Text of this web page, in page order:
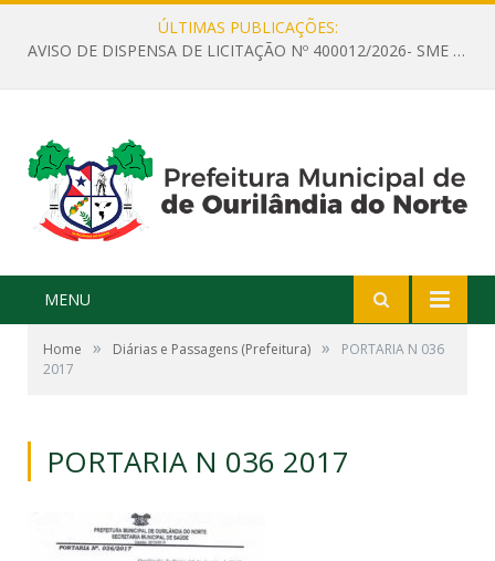
ÚLTIMAS PUBLICAÇÕES:
AVISO DE DISPENSA DE LICITAÇÃO Nº 400012/2026- SME – CONTRATAÇÃO DE EMPRESA ESPECIALIZADA PARA LOCAÇÃO DE ÔNIBUS EXECUTIVO COM CAPACIDADE DE 60 (SESSENTA) POLTRONAS, PARA TRANSPORTAR PROFESSORES RESPONSÁVEIS E ALUNOS PARA BRASÍLIA, COM SAÍDA DIA 10/08/2026 E RETORNO DIA 14/08/2026
MENU
Home » Diárias e Passagens (Prefeitura) »
PORTARIA N 036
2017
PORTARIA N 036 2017